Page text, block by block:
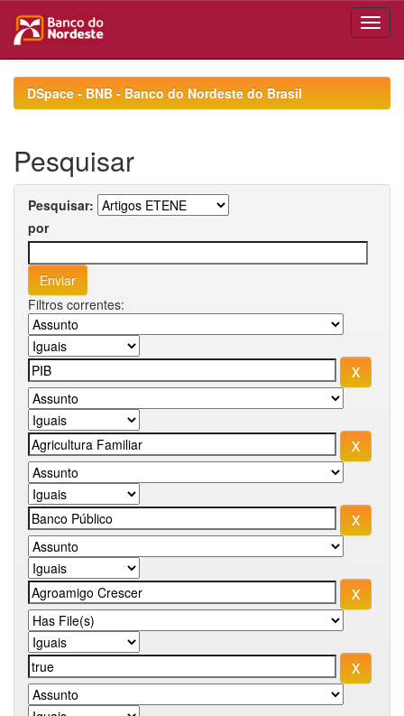
navigationDSpace - BNB - Banco do Nordeste do Brasil
Pesquisar
Pesquisar:
por
Filtros correntes: